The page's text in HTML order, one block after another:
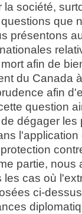
société,
que
présentons
afin de
du Canada
afin
question
dégager les
partie, nous
cas où
ci-